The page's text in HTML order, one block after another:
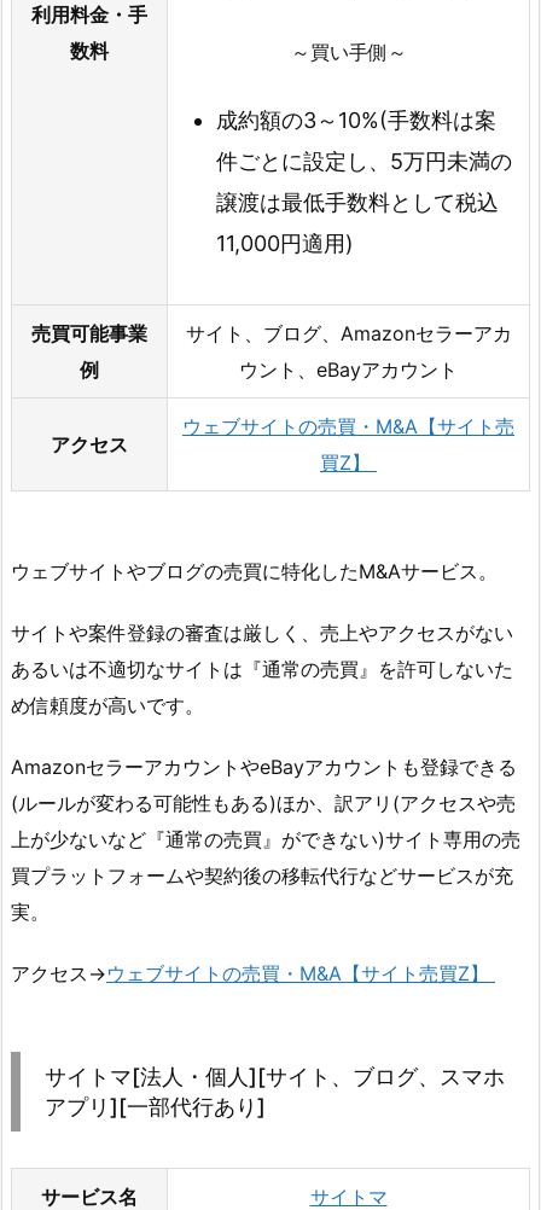
利用料金・手
数料
～買い手側～
成約額の3～10%(手数料は案
件ごとに設定し、5万円未満の
譲渡は最低手数料として税込
11,000円適用)
売買可能事業
例
サイト、ブログ、Amazonセラーアカ
ウント、eBayアカウント
アクセス
ウェブサイトの売買・M&A【サイト売
買Z】
ウェブサイトやブログの売買に特化したM&Aサービス。
サイトや案件登録の審査は厳しく、売上やアクセスがない
あるいは不適切なサイトは『通常の売買』を許可しないた
め信頼度が高いです。
AmazonセラーアカウントやeBayアカウントも登録できる
(ルールが変わる可能性もある)ほか、訳アリ(アクセスや売
上が少ないなど『通常の売買』ができない)サイト専用の売
買プラットフォームや契約後の移転代行などサービスが充
実。
アクセス→ウェブサイトの売買・M&A【サイト売買Z】
サイトマ[法人・個人][サイト、ブログ、スマホ
アプリ][一部代行あり]
サービス名 サイトマ